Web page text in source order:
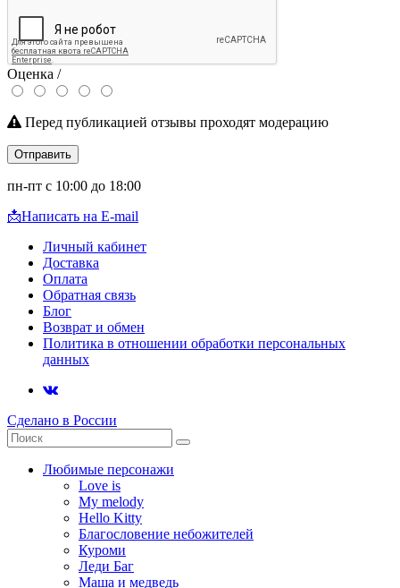
Оценка /
Перед публикацией отзывы проходят модерацию
Отправить
пн-пт с 10:00 до 18:00
📩Написать на E-mail
Личный кабинет
Доставка
Оплата
Обратная связь
Блог
Возврат и обмен
Политика в отношении обработки персональных
данных
Сделано в России
Любимые персонажи
Love is
My melody
Hello Kitty
Благословение небожителей
Куроми
Леди Баг
Маша и медведь